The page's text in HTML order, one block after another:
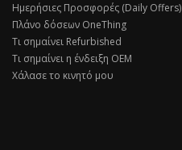
Ημερήσιες Προσφορές (Daily Offers)
Πλάνο δόσεων OneThing
Τι σημαίνει Refurbished
Τι σημαίνει η ένδειξη ΟΕΜ
Χάλασε το κινητό μου